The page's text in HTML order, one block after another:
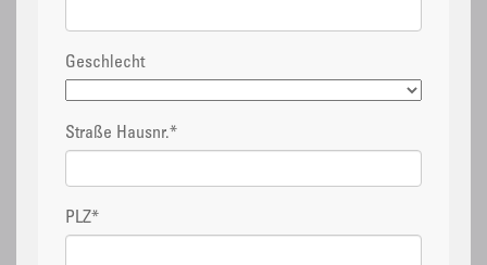
Geschlecht
Straße Hausnr.*
PLZ*